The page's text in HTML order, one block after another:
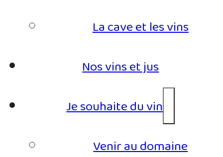
La cave et les vins
Nos vins et jus
Je souhaite du vin
Venir au domaine